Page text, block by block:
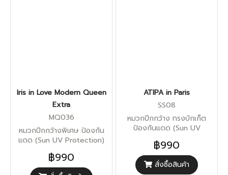
Iris in Love Modern Queen
Extra
MQ036
หมวกปีกกว้างพิเศษ ป้องกัน
แดด (Sun UV Protection)
฿990
ATIPA in Paris
SS08
หมวกปีกกว้าง ทรงบักเก็ต
ป้องกันแดด (Sun UV
฿990
สั่งซื้อสินค้า